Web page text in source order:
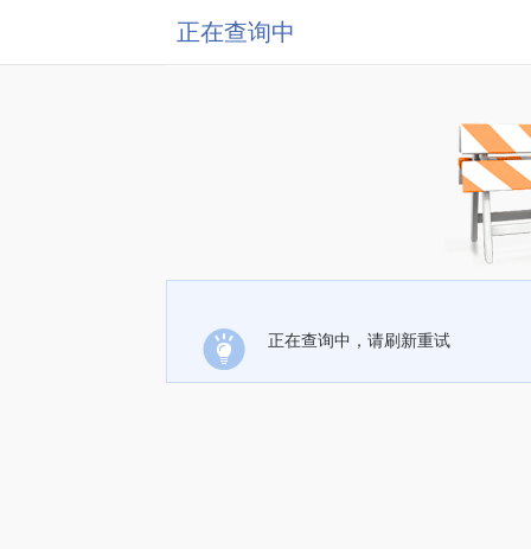
正在查询中
正在查询中，请刷新重试